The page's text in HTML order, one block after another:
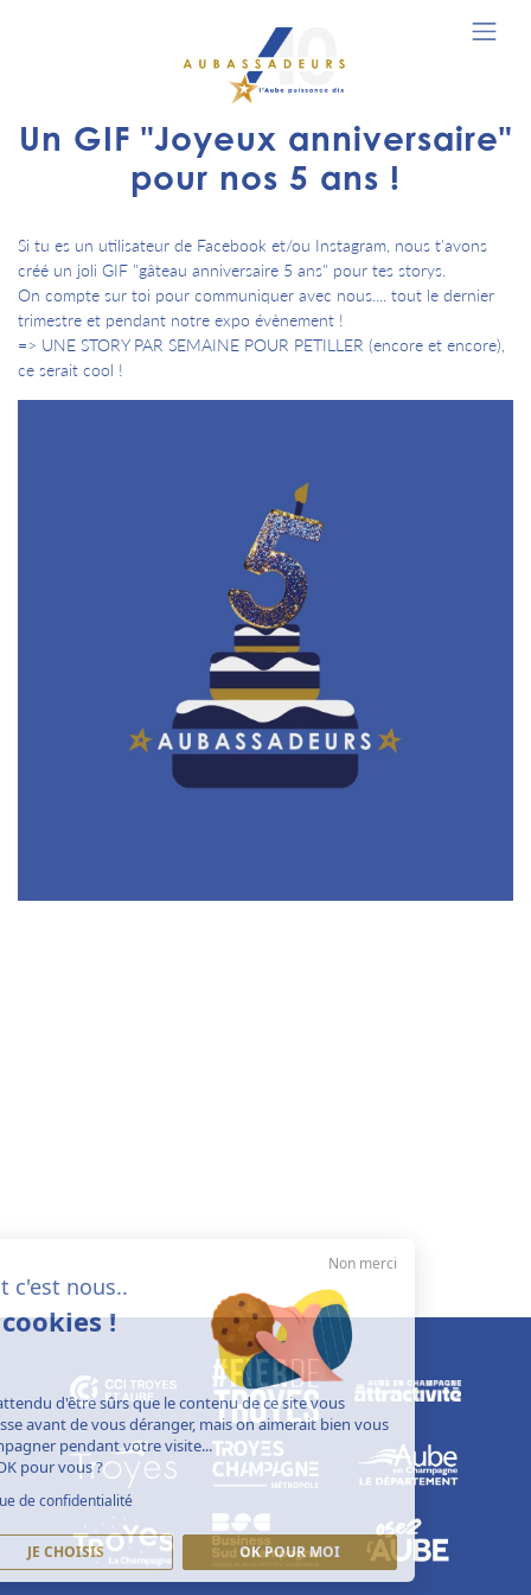
Un GIF "Joyeux anniversaire"
pour nos 5 ans !
Si tu es un utilisateur de Facebook et/ou Instagram, nous t'avons
créé un joli GIF "gâteau anniversaire 5 ans" pour tes storys.
On compte sur toi pour communiquer avec nous.... tout le dernier
trimestre et pendant notre expo évènement !
=> UNE STORY PAR SEMAINE POUR PETILLER (encore et encore),
ce serait cool !
Non merci
Salut c'est nous..
les cookies !
On a attendu d'être sûrs que le contenu de ce site vous
intéresse avant de vous déranger, mais on aimerait bien vous
accompagner pendant votre visite...
C'est OK pour vous ?
Politique de confidentialité
JE CHOISIS OK POUR MOI